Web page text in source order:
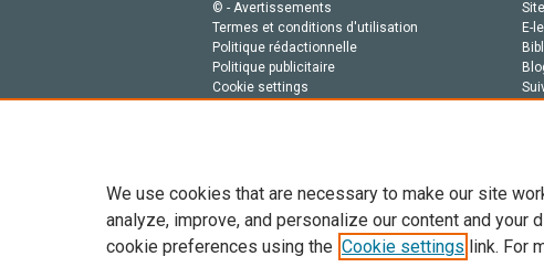
© - Avertissements
Termes et conditions d'utilisation
Politique rédactionnelle
Politique publicitaire
Cookie settings
E-
Tout le contenu de ce site: Copyright © 2026 Elsevier,
We use cookies that are necessary to make our site
analyze, improve, and personalize our content and your
cookie preferences using the Cookie settings link. For